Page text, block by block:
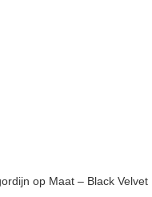
op Maat – Black Velvet